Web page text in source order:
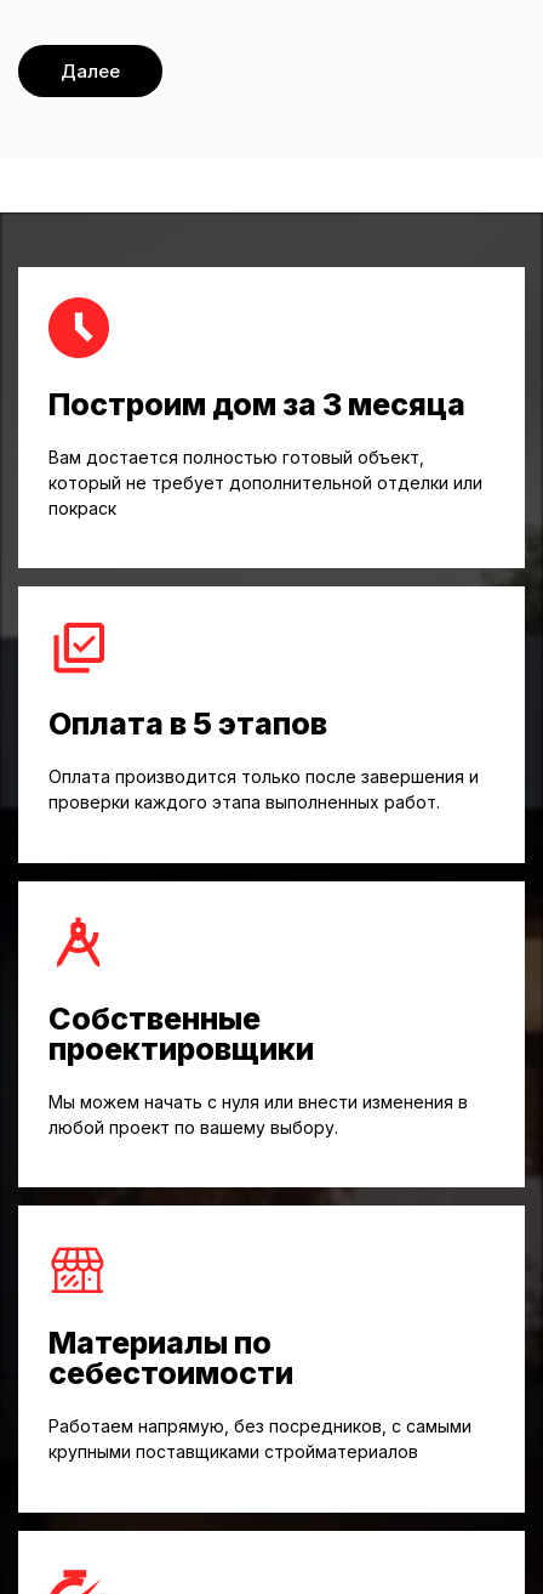
Далее
Построим дом за 3 месяца
Вам достается полностью готовый объект,
который не требует дополнительной отделки или
покраск
Оплата в 5 этапов
Оплата производится только после завершения и
проверки каждого этапа выполненных работ.
Собственные
проектировщики
Мы можем начать с нуля или внести изменения в
любой проект по вашему выбору.
Материалы по
себестоимости
Работаем напрямую, без посредников, с самыми
крупными поставщиками стройматериалов